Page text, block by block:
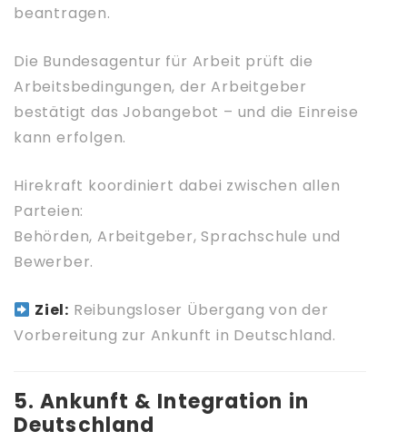
beantragen.
Die Bundesagentur für Arbeit prüft die
Arbeitsbedingungen, der Arbeitgeber
bestätigt das Jobangebot – und die Einreise
kann erfolgen.
Hirekraft koordiniert dabei zwischen allen
Parteien:
Behörden, Arbeitgeber, Sprachschule und
Bewerber.
Ziel: Reibungsloser Übergang von der
Vorbereitung zur Ankunft in Deutschland.
5. Ankunft & Integration in
Deutschland